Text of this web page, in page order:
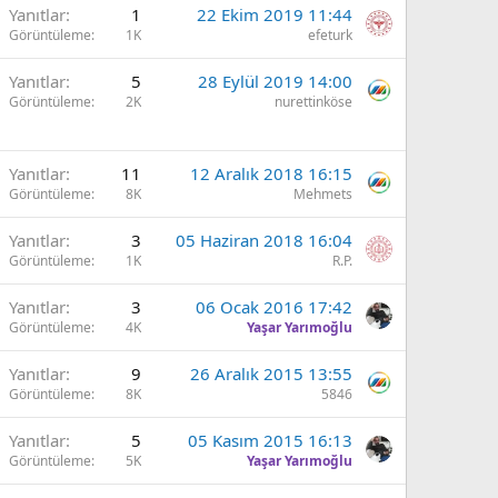
Yanıtlar 1
Görüntüleme 1K
22 Ekim 2019 11:44
efeturk
Yanıtlar 5
Görüntüleme 2K
28 Eylül 2019 14:00
nurettinköse
Yanıtlar 11
Görüntüleme 8K
12 Aralık 2018 16:15
Mehmets
Yanıtlar 3
Görüntüleme 1K
05 Haziran 2018 16:04
R.P.
Yanıtlar 3
Görüntüleme 4K
06 Ocak 2016 17:42
Yaşar Yarımoğlu
Yanıtlar 9
Görüntüleme 8K
26 Aralık 2015 13:55
5846
Yanıtlar 5
Görüntüleme 5K
05 Kasım 2015 16:13
Yaşar Yarımoğlu